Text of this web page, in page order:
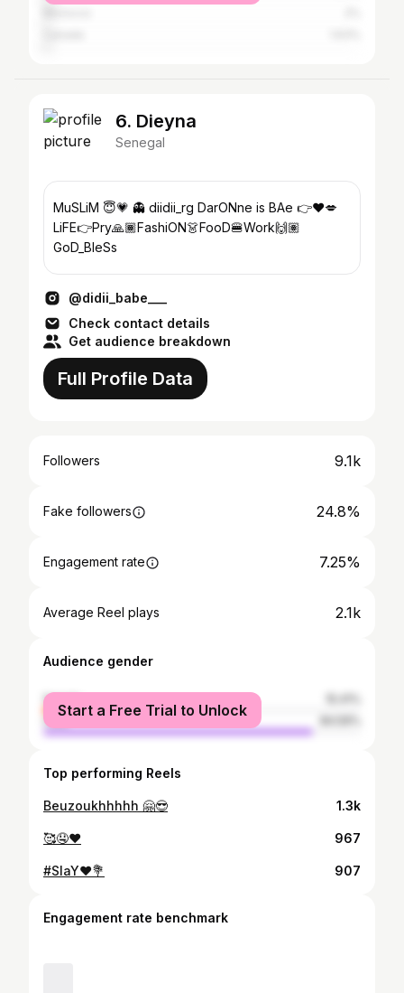
6. Dieyna
Senegal
MuSLiM 😇💗 👻 diidii_rg DarONne is BAe 👉❤💋
LiFE👉Pry🙏🏾FashiON👗FooD🍔Work🙌🏽
GoD_BleSs
@didii_babe___
Check contact details
Get audience breakdown
Full Profile Data
Followers 9.1k
Fake followers 24.8%
Engagement rate 7.25%
Average Reel plays 2.1k
Audience gender
female
male
Start a Free Trial to Unlock
Top performing Reels
Beuzoukhhhhh 🤗😎 1.3k
🥰🤤❤️ 967
#SlaY❤️💐 907
Engagement rate benchmark